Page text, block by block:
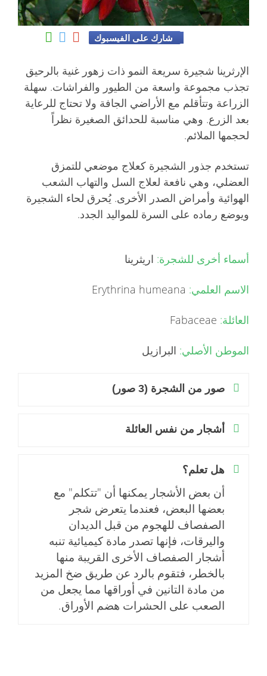
شارك على الفيسبوك
الإرثرينا شجيرة سريعة النمو ذات زهور غنية بالرحيق
تجذب مجموعة واسعة من الطيور والفراشات. سهلة
الزراعة وتتأقلم مع الأراضي الجافة ولا تحتاج للرعاية
بعد الزرع. وهي مناسبة للحدائق الصغيرة نظراً
لحجمها الملائم.
تستخدم جذور الشجيرة كعلاج موضعي للتمزق
العضلي، وهي نافعة لعلاج السل والتهاب الشعب
الهوائية وأمراض الصدر الأخرى. يُحرق لحاء الشجيرة
ويوضع رماده على السرة للمواليد الجدد.
أسماء أخرى للشجرة: اريثرينا
الاسم العلمي:
العائلة:
الموطن الأصلي: البرازيل
صور من الشجرة (3 صور)
أشجار من نفس العائلة
هل تعلم؟
أن بعض الأشجار يمكنها أن "تتكلم" مع
بعضها البعض، فعندما يتعرض شجر
الصفصاف للهجوم من قبل الديدان
واليرقات، فإنها تصدر مادة كيميائية تنبه
أشجار الصفصاف الأخرى القريبة منها
بالخطر، فتقوم بالرد عن طريق ضخ المزيد
من مادة التانين في أوراقها مما يجعل من
الصعب على الحشرات هضم الأوراق.